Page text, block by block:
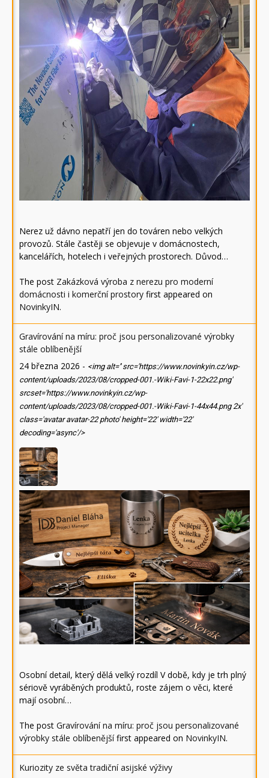
Nerez už dávno nepatří jen do továren nebo velkých
provozů. Stále častěji se objevuje v domácnostech,
kancelářích, hotelech i veřejných prostorech. Důvod…
The post Zakázková výroba z nerezu pro moderní
domácnosti i komerční prostory first appeared on
NovinkyIN.
Gravírování na míru: proč jsou personalizované výrobky
stále oblíbenější
24 března 2026 - <img alt='' src='https://www.novinkyin.cz/wp-
content/uploads/2023/08/cropped-001.-Wiki-Favi-1-22x22.png'
srcset='https://www.novinkyin.cz/wp-
content/uploads/2023/08/cropped-001.-Wiki-Favi-1-44x44.png 2x'
class='avatar avatar-22 photo' height='22' width='22'
decoding='async'/>
Osobní detail, který dělá velký rozdíl V době, kdy je trh plný
sériově vyráběných produktů, roste zájem o věci, které
mají osobní…
The post Gravírování na míru: proč jsou personalizované
výrobky stále oblíbenějšífirst appeared on NovinkyIN.
Kuriozity ze světa tradiční asijské výživy